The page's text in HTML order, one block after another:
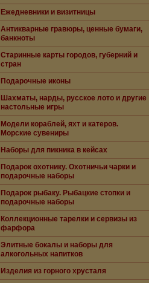
Ежедневники и визитницы
Антикварные гравюры, ценные бумаги,
банкноты
Старинные карты городов, губерний и
стран
Подарочные иконы
Шахматы, нарды, русское лото и другие
настольные игры
Модели кораблей, яхт и катеров.
Морские сувениры
Наборы для пикника в кейсах
Подарок охотнику. Охотничьи чарки и
подарочные наборы
Подарок рыбаку. Рыбацкие стопки и
подарочные наборы
Коллекционные тарелки и сервизы из
фарфора
Элитные бокалы и наборы для
алкогольных напитков
Изделия из горного хрусталя